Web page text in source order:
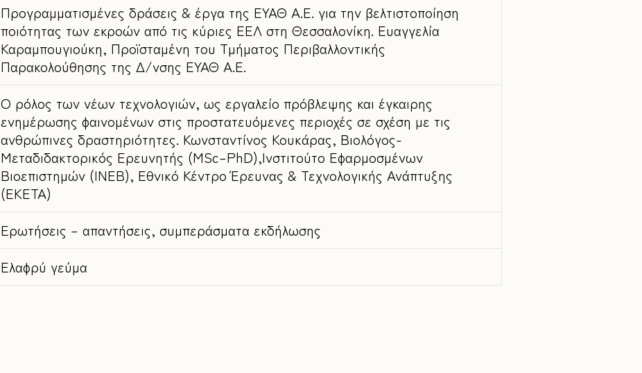
Προγραμματισμένες δράσεις & έργα της ΕΥΑΘ Α.Ε. για την βελτιστοποίηση
ποιότητας των εκροών από τις κύριες ΕΕΛ στη Θεσσαλονίκη. Ευαγγελία
Καραμπουγιούκη, Προϊσταμένη του Τμήματος Περιβαλλοντικής
Παρακολούθησης της Δ/νσης ΕΥΑΘ Α.Ε.
Ο ρόλος των νέων τεχνολογιών, ως εργαλείο πρόβλεψης και έγκαιρης
ενημέρωσης φαινομένων στις προστατευόμενες περιοχές σε σχέση με τις
ανθρώπινες δραστηριότητες. Κωνσταντίνος Κουκάρας, Βιολόγος-
Μεταδιδακτορικός Ερευνητής (MSc–PhD),Ινστιτούτο Εφαρμοσμένων
Βιοεπιστημών (ΙΝΕΒ), Εθνικό Κέντρο Έρευνας & Τεχνολογικής Ανάπτυξης
(ΕΚΕΤΑ)
Eρωτήσεις – απαντήσεις, συμπεράσματα εκδήλωσης
Ελαφρύ γεύμα